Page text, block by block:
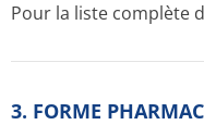
Pour la liste complète
3. FORME